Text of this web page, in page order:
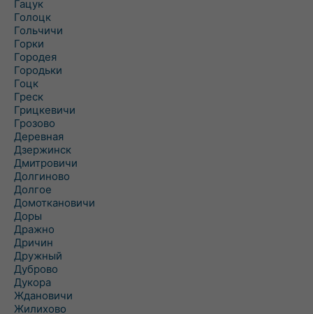
Гацук
Голоцк
Гольчичи
Горки
Городея
Городьки
Гоцк
Греск
Грицкевичи
Грозово
Деревная
Дзержинск
Дмитровичи
Долгиново
Долгое
Домоткановичи
Доры
Дражно
Дричин
Дружный
Дуброво
Дукора
Ждановичи
Жилихово